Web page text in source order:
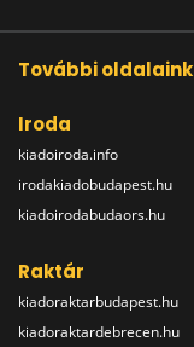
További oldalaink
Iroda
kiadoiroda.info
irodakiadobudapest.hu
kiadoirodabudaors.hu
Raktár
kiadoraktarbudapest.hu
kiadoraktardebrecen.hu